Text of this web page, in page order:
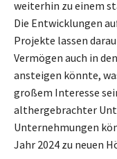
weiterhin zu einem
Die Entwicklungen
Projekte lassen
Vermögen auch in
ansteigen könnte,
großem Interesse
althergebrachter
Unternehmungen
Jahr 2024 zu neuen